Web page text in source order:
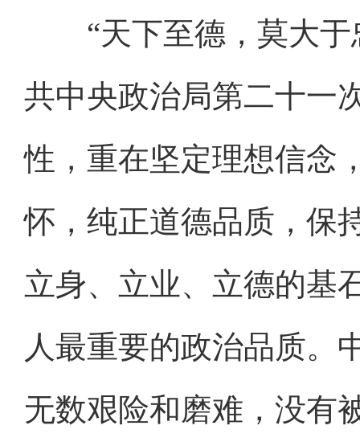
“天下至德，莫大于
共中央政治局第二十一
性，重在坚定理想信念
怀，纯正道德品质，保
立身、立业、立德的基
人最重要的政治品质。
无数艰险和磨难，没有